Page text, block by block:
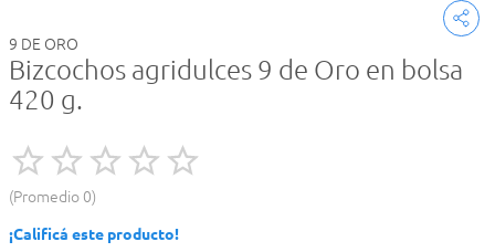
9 DE ORO
Bizcochos agridulces 9 de Oro en bolsa
420 g.
Promedio 0
¡Calificá este producto!